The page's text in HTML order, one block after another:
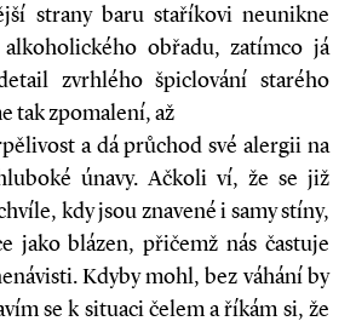
strany baru staříkovi neunikne
obřadu, zatímco já
zvrhlého špiclování starého
tak zpomalení, až
a dá průchod své alergii na
únavy. Ačkoli ví, že se již
kdy jsou znavené i samy stíny,
jako blázen, přičemž nás častuje
Kdyby mohl, bez váhání by
se k situaci čelem a říkám si, že